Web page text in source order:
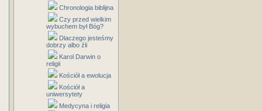
Chronologia biblijna
Czy przed wielkim
wybuchem był Bóg?
Dlaczego jesteśmy
dobrzy albo źli
Karol Darwin o
religii
Kościół a ewolucja
Kościół a
uniwersytety
Medycyna i religia